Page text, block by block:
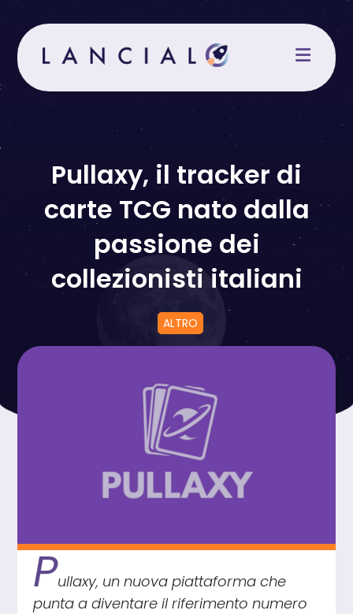
contenuto
Pullaxy, il tracker di
carte TCG nato dalla
passione dei
collezionisti italiani
ALTRO
Pullaxy, un nuova piattaforma che
punta a diventare il riferimento numero